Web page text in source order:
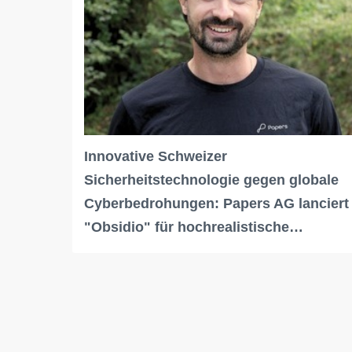
Innovative Schweizer
Sicherheitstechnologie gegen globale
Cyberbedrohungen: Papers AG lanciert
"Obsidio" für hochrealistische…